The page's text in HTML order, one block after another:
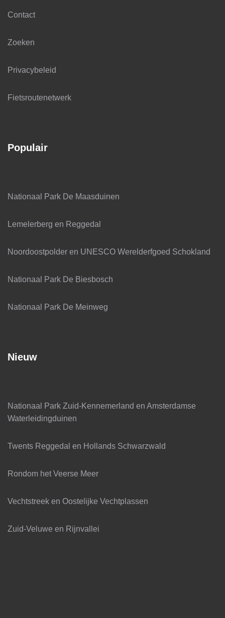
Contact
Zoeken
Privacybeleid
Fietsroutenetwerk
Populair
Nationaal Park De Maasduinen
Lemelerberg en Reggedal
Noordoostpolder en UNESCO Werelderfgoed Schokland
Nationaal Park De Biesbosch
Nationaal Park De Meinweg
Nieuw
Nationaal Park Zuid-Kennemerland en Amsterdamse
Waterleidingduinen
Twents Reggedal en Hollands Schwarzwald
Rondom het Veerse Meer
Vechtstreek en Oostelijke Vechtplassen
Zuid-Veluwe en Rijnvallei